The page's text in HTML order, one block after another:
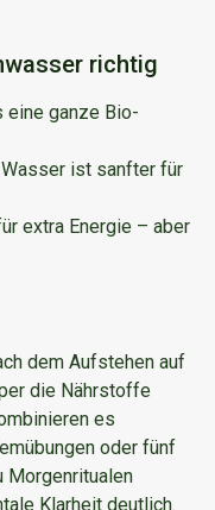
richtig
eine ganze Bio-
ist sanfter für
extra Energie – aber
dem Aufstehen auf
die Nährstoffe
es
oder fünf
Morgenritualen
Klarheit deutlich.